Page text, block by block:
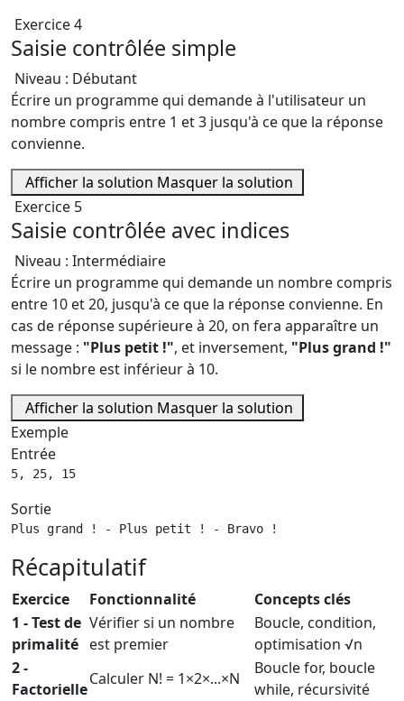
Exercice 4
Saisie contrôlée simple
Niveau : Débutant
Écrire un programme qui demande à l'utilisateur un
nombre compris entre 1 et 3 jusqu'à ce que la réponse
convienne.
Afficher la solution Masquer la solution
Exercice 5
Saisie contrôlée avec indices
Niveau : Intermédiaire
Écrire un programme qui demande un nombre compris
entre 10 et 20, jusqu'à ce que la réponse convienne. En
cas de réponse supérieure à 20, on fera apparaître un
message : "Plus petit !", et inversement, "Plus grand !"
si le nombre est inférieur à 10.
Afficher la solution Masquer la solution
Exemple
Entrée
5, 25, 15
Sortie
Plus grand ! - Plus petit ! - Bravo !
Récapitulatif
Exercice Fonctionnalité
Concepts clés
1 - Test de
primalité
Vérifier si un nombre
est premier
Boucle, condition,
optimisation √n
2 -
Factorielle
Calculer N! = 1×2×...×N
Boucle for, boucle
while, récursivité